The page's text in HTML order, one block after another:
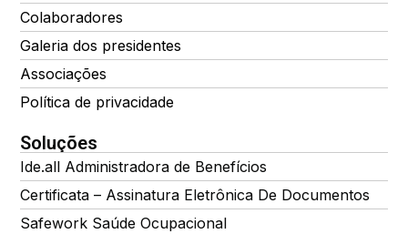
Colaboradores
Galeria dos presidentes
Associações
Política de privacidade
Soluções
Ide.all Administradora de Benefícios
Certificata – Assinatura Eletrônica De Documentos
Safework Saúde Ocupacional